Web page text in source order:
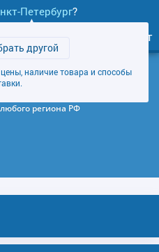
Петербург?
другой
наличие товара и способы
Личный кабинет
Петербурге (Карта)
региона РФ